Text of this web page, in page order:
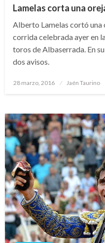
Lamelas corta una
Alberto Lamelas cortó una
corrida celebrada ayer en
toros de Albaserrada. En
dos avisos.
Publicado
28 marzo, 2016 Jaén Taurino